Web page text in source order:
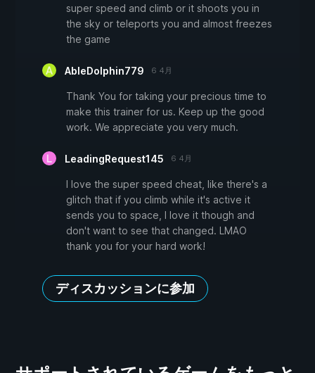
super speed and climb or it shoots you in
the sky or teleports you and almost freezes
the game
AbleDolphin779 6 4月
Thank You for taking your precious time to
make this trainer for us. Keep up the good
work. We appreciate you very much.
LeadingRequest145 6 4月
I love the super speed cheat, like there's a
glitch that if you climb while it's active it
sends you to space, I love it though and
don't want to see that changed. LMAO
thank you for your hard work!
ディスカッションに参加